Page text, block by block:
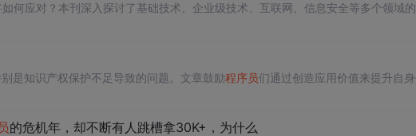
何应对？本刊深入探讨了基础技术、企业级技术、互联网、信息安全等多个领域
是知识产权保护不足导致的问题。文章鼓励程序员们通过创造应用价值来提升自
的危机年，却不断有人跳槽拿30K+，为什么